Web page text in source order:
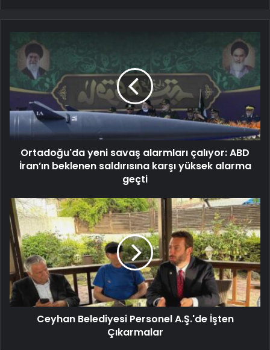
Ortadoğu'da yeni savaş alarmları çalıyor: ABD
İran’ın beklenen saldırısına karşı yüksek alarma
geçti
Ceyhan Belediyesi Personel A.Ş.'de İşten
Çıkarmalar